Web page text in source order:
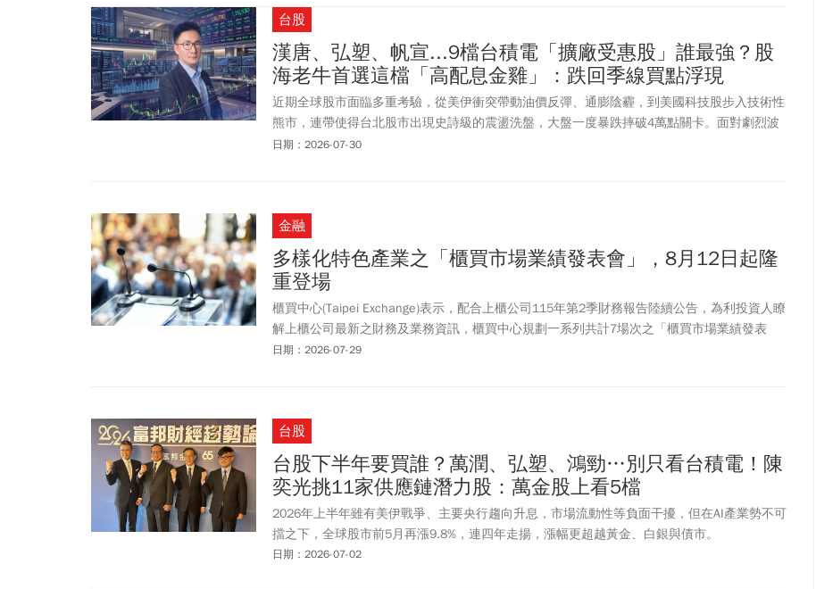
台股
漢唐、弘塑、帆宣...9檔台積電「擴廠受惠股」誰最強？股
海老牛首選這檔「高配息金雞」：跌回季線買點浮現
近期全球股市面臨多重考驗，從美伊衝突帶動油價反彈、通膨陰霾，到美國科技股步入技術性
熊市，連帶使得台北股市出現史詩級的震盪洗盤，大盤一度暴跌摔破4萬點關卡。面對劇烈波
動，許多散戶急著停損出場，但看在存股達人「股海老牛」眼裡，這卻是千載難逢的「打折特
日期：2026-07-30
金融
多樣化特色產業之「櫃買市場業績發表會」，8月12日起隆
重登場
櫃買中心(Taipei Exchange)表示，配合上櫃公司115年第2季財務報告陸續公告，為利投資人瞭
解上櫃公司最新之財務及業務資訊，櫃買中心規劃一系列共計7場次之「櫃買市場業績發表
會」，日期分別為115年8月12日、17日、18日、25日、26日、27日及9月2日，舉辦地點在
日期：2026-07-29
台股
台股下半年要買誰？萬潤、弘塑、鴻勁…別只看台積電！陳
奕光挑11家供應鏈潛力股：萬金股上看5檔
2026年上半年雖有美伊戰爭、主要央行趨向升息，市場流動性等負面干擾，但在AI產業勢不可
擋之下，全球股市前5月再漲9.8%，連四年走揚，漲幅更超越黃金、白銀與債市。
日期：2026-07-02